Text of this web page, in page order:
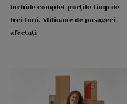
închide complet porțile timp de
trei luni. Milioane de pasageri,
afectați